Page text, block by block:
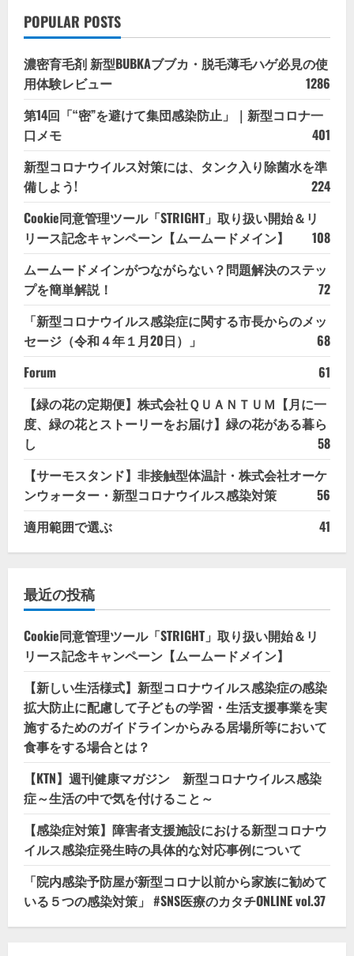
POPULAR POSTS
濃密育毛剤 新型BUBKAブブカ・脱毛薄毛ハゲ必見の使
用体験レビュー
1286
第14回「“密”を避けて集団感染防止」｜新型コロナ一
口メモ
401
新型コロナウイルス対策には、タンク入り除菌水を準
備しよう!
224
Cookie同意管理ツール「STRIGHT」取り扱い開始＆リ
リース記念キャンペーン【ムームードメイン】
108
ムームードメインがつながらない？問題解決のステッ
プを簡単解説！
72
「新型コロナウイルス感染症に関する市長からのメッ
セージ（令和４年１月20日）」
68
Forum
61
【緑の花の定期便】株式会社ＱＵＡＮＴＵＭ【月に一
度、緑の花とストーリーをお届け】緑の花がある暮ら
し
58
【サーモスタンド】非接触型体温計・株式会社オーケ
ンウォーター・新型コロナウイルス感染対策
56
適用範囲で選ぶ
41
最近の投稿
Cookie同意管理ツール「STRIGHT」取り扱い開始＆リ
リース記念キャンペーン【ムームードメイン】
【新しい生活様式】新型コロナウイルス感染症の感染
拡大防止に配慮して子どもの学習・生活支援事業を実
施するためのガイドラインからみる居場所等において
食事をする場合とは？
【KTN】週刊健康マガジン 新型コロナウイルス感染
症～生活の中で気を付けること～
【感染症対策】障害者支援施設における新型コロナウ
イルス感染症発生時の具体的な対応事例について
「院内感染予防屋が新型コロナ以前から家族に勧めて
いる５つの感染対策」 #SNS医療のカタチONLINE vol.37